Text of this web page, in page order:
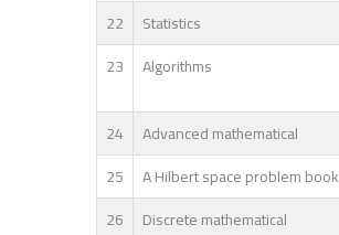
22
Statistics
23
Algorithms
24 Advanced mathematical
25
A Hilbert space problem book
26
Discrete mathematical